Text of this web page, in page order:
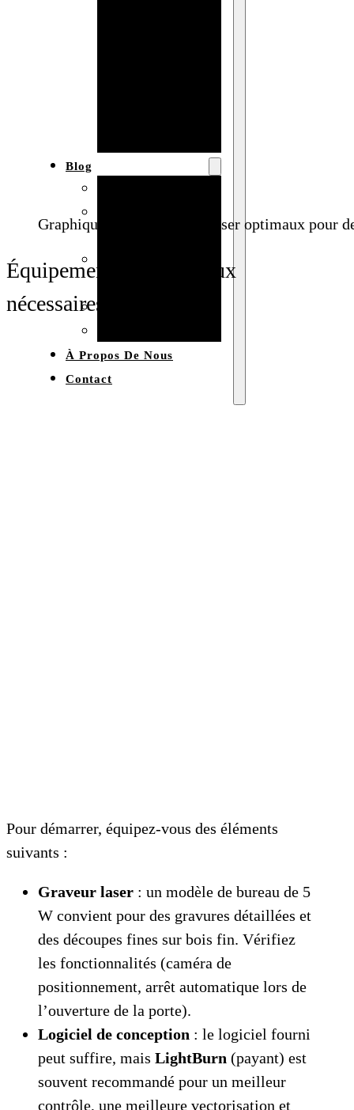
Blog
À Propos De Nous
Contact
Graphique des paramètres laser optimaux pour
Équipements et matériaux
nécessaires
Pour démarrer, équipez‑vous des éléments
suivants :
Graveur laser : un modèle de bureau de 5
W convient pour des gravures détaillées et
des découpes fines sur bois fin. Vérifiez
les fonctionnalités (caméra de
positionnement, arrêt automatique lors de
l’ouverture de la porte).
Logiciel de conception : le logiciel fourni
peut suffire, mais LightBurn (payant) est
souvent recommandé pour un meilleur
contrôle, une meilleure vectorisation et